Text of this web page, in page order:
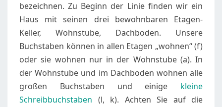
bezeichnen. Zu Beginn der Linie finden wir ein
Haus mit seinen drei bewohnbaren Etagen-
Keller, Wohnstube, Dachboden. Unsere
Buchstaben können in allen Etagen „wohnen“ (f)
oder sie wohnen nur in der Wohnstube (a). In
der Wohnstube und im Dachboden wohnen alle
großen Buchstaben und einige kleine
Schreibbuchstaben (l, k). Achten Sie auf die